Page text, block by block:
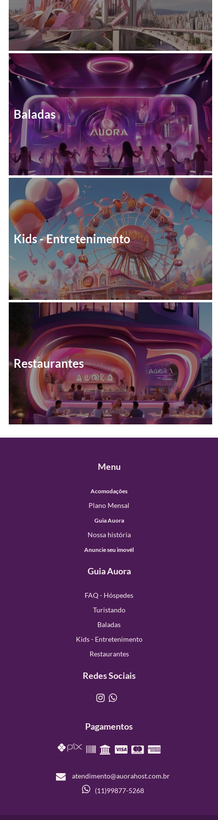
Baladas
Kids - Entretenimento
Restaurantes
Menu
Acomodações
Plano Mensal
Guia Auora
Nossa história
Anuncie seu imovél
Guia Auora
FAQ - Hóspedes
Turistando
Baladas
Kids - Entretenimento
Restaurantes
Redes Sociais
Pagamentos
atendimento@auorahost.com.br
(11)99877-5268